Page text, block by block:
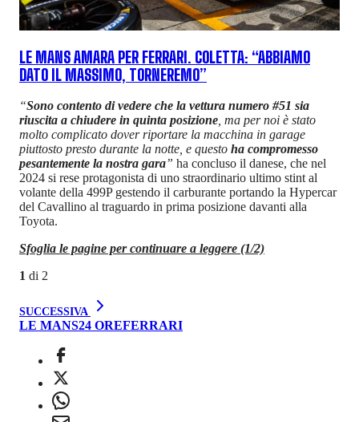
LE MANS AMARA PER FERRARI. COLETTA: “ABBIAMO
DATO IL MASSIMO, TORNEREMO”
“Sono contento di vedere che la vettura numero #51 sia
riuscita a chiudere in quinta posizione , ma per noi è stato
molto complicato dover riportare la macchina in garage
piuttosto presto durante la notte, e questo ha compromesso
pesantemente la nostra gara” ha concluso il danese, che nel
2024 si rese protagonista di uno straordinario ultimo stint al
volante della 499P gestendo il carburante portando la Hypercar
del Cavallino al traguardo in prima posizione davanti alla
Toyota.
Sfoglia le pagine per continuare a leggere (1/2)
1 di 2
SUCCESSIVA
LE MANS24 OREFERRARI